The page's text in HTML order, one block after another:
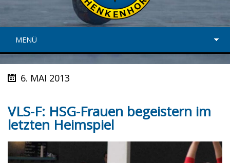
MENÜ
6. MAI 2013
VLS-F: HSG-Frauen begeistern im
letzten Heimspiel